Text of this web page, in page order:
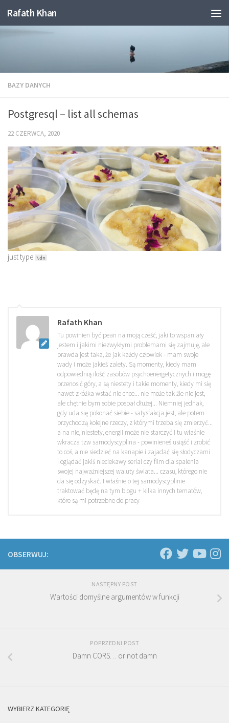
Skip to content
Rafath Khan
BAZY DANYCH
Postgresql – list all schemas
22 CZERWCA, 2020
just type \dn
Rafath Khan
Tu powinien być pean na moją cześć, jaki to wspaniały
jestem i jakimi niezwykłymi problemami się zajmuję, ale
prawda jest taka, że jak każdy człowiek - mam swoje
wady i może jakieś zalety. Są momenty, kiedy mam
odpowiednią ilość zasobów psychoenergetycznych i mogę
przenosić góry, a są niestety i takie momenty, kiedy mi się
nawet z łóżka wstać nie chce... nie może tak źle nie jest,
ale chętnie bym sobie pospał dłużej... Niemniej jednak,
gdy uda się pokonać siebie - satysfakcja jest, ale potem
przychodzą kolejne rzeczy, z którymi trzeba się zmierzyć...
a na nie, niestety, energii może nie starczyć i tu właśnie
wkracza tzw samodyscyplina - powinieneś usiąść i zrobić
to coś, a nie siedzieć na kanapie i zajadać się słodyczami
i oglądać jakiś nieciekawy serial czy film dla spalenia
swojej najważniejszej waluty świata... czasu, którego nie
da się odzyskać. I właśnie o tej samodyscyplinie
traktować będę na tym blogu + kilka innych tematów,
które są mi potrzebne do pracy
OBSERWUJ:
NASTĘPNY POST
Wartości domyślne argumentów w funkcji
POPRZEDNI POST
Damn CORS… or not damn
WYBIERZ KATEGORIĘ